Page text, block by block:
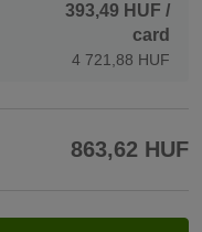
393,49 HUF /
card
4 721,88 HUF
863,62 HUF